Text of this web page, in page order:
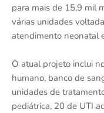
para mais de 15,9 mil
várias unidades
atendimento neonatal
O atual projeto inclui
humano, banco de
unidades de
pediátrica, 20 de UTI